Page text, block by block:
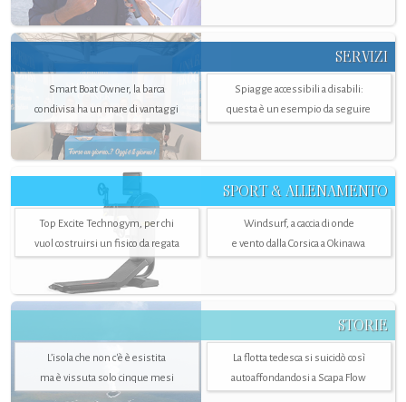
SERVIZI
Smart Boat Owner, la barca
condivisa ha un mare di vantaggi
Spiagge accessibili a disabili:
questa è un esempio da seguire
SPORT & ALLENAMENTO
Top Excite Technogym, per chi
vuol costruirsi un fisico da regata
Windsurf, a caccia di onde
e vento dalla Corsica a Okinawa
STORIE
L’isola che non c'è è esistita
ma è vissuta solo cinque mesi
La flotta tedesca si suicidò così
autoaffondandosi a Scapa Flow